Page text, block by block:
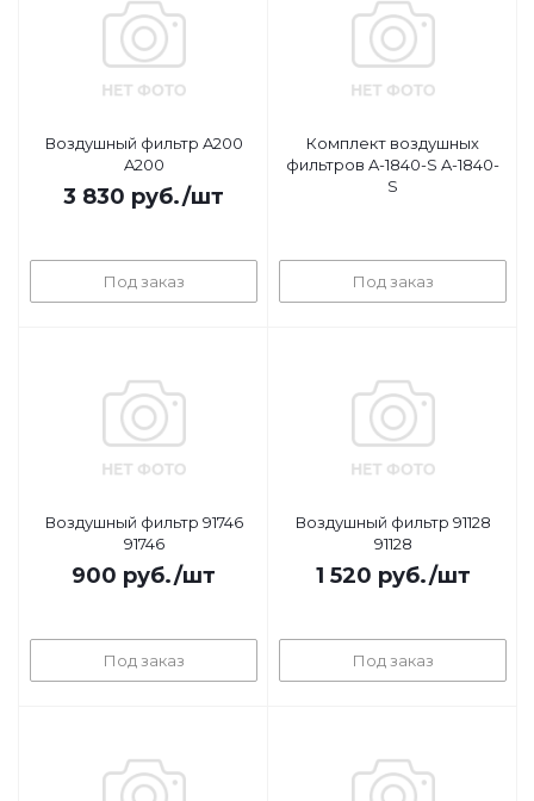
Воздушный фильтр A200
A200
3 830 руб./шт
Под заказ
Комплект воздушных
фильтров A-1840-S A-1840-
S
Под заказ
Воздушный фильтр 91746
91746
900 руб./шт
Под заказ
Воздушный фильтр 91128
91128
1 520 руб./шт
Под заказ